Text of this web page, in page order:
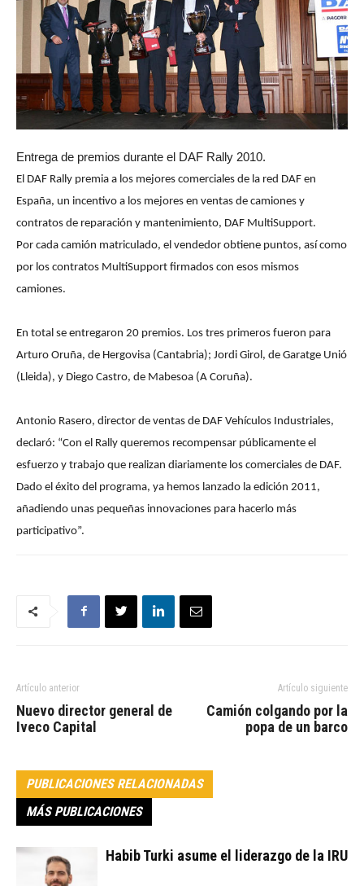
Entrega de premios durante el DAF Rally 2010.
El DAF Rally premia a los mejores comerciales de la red DAF en
España, un incentivo a los mejores en ventas de camiones y
contratos de reparación y mantenimiento, DAF MultiSupport.
Por cada camión matriculado, el vendedor obtiene puntos, así como
por los contratos MultiSupport firmados con esos mismos
camiones.
En total se entregaron 20 premios. Los tres primeros fueron para
Arturo Oruña, de Hergovisa (Cantabria); Jordi Girol, de Garatge Unió
(Lleida), y Diego Castro, de Mabesoa (A Coruña).
Antonio Rasero, director de ventas de DAF Vehículos Industriales,
declaró: “Con el Rally queremos recompensar públicamente el
esfuerzo y trabajo que realizan diariamente los comerciales de DAF.
Dado el éxito del programa, ya hemos lanzado la edición 2011,
añadiendo unas pequeñas innovaciones para hacerlo más
participativo”.
Artículo anterior
Nuevo director general de
Iveco Capital
Artículo siguiente
Camión colgando por la
popa de un barco
PUBLICACIONES RELACIONADAS
MÁS PUBLICACIONES
Habib Turki asume el liderazgo de la IRU